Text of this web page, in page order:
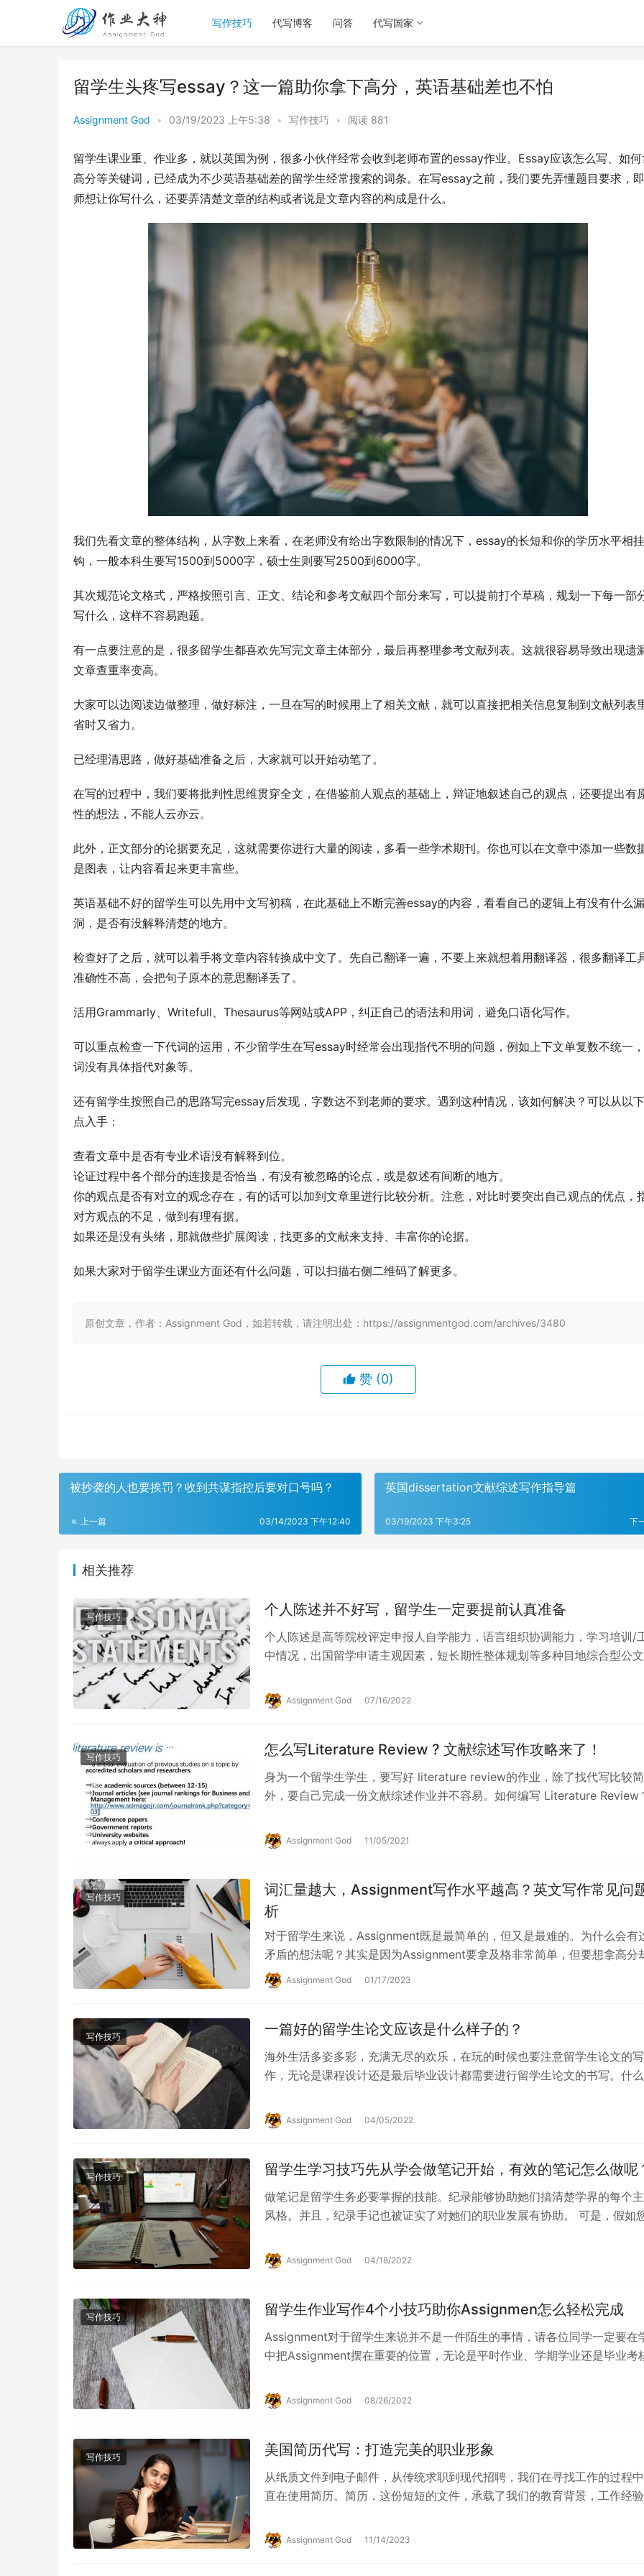
写作技巧 代写博客 问答 代写国家
留学生头疼写essay？这一篇助你拿下高分，英语基础差也不怕
Assignment God • 03/19/2023 上午5:38 • 写作技巧 • 阅读 881
留学生课业重、作业多，就以英国为例，很多小伙伴经常会收到老师布置的essay作业。Essay应该怎么写、如
高分等关键词，已经成为不少英语基础差的留学生经常搜索的词条。在写essay之前，我们要先弄懂题目要求，
师想让你写什么，还要弄清楚文章的结构或者说是文章内容的构成是什么。
我们先看文章的整体结构，从字数上来看，在老师没有给出字数限制的情况下，essay的长短和你的学历水平相挂
钩，一般本科生要写1500到5000字，硕士生则要写2500到6000字。
其次规范论文格式，严格按照引言、正文、结论和参考文献四个部分来写，可以提前打个草稿，规划一下每一部
写什么，这样不容易跑题。
有一点要注意的是，很多留学生都喜欢先写完文章主体部分，最后再整理参考文献列表。这就很容易导致出现遗
文章查重率变高。
大家可以边阅读边做整理，做好标注，一旦在写的时候用上了相关文献，就可以直接把相关信息复制到文献列表
省时又省力。
已经理清思路，做好基础准备之后，大家就可以开始动笔了。
在写的过程中，我们要将批判性思维贯穿全文，在借鉴前人观点的基础上，辩证地叙述自己的观点，还要提出有
性的想法，不能人云亦云。
此外，正文部分的论据要充足，这就需要你进行大量的阅读，多看一些学术期刊。你也可以在文章中添加一些数
是图表，让内容看起来更丰富些。
英语基础不好的留学生可以先用中文写初稿，在此基础上不断完善essay的内容，看看自己的逻辑上有没有什么漏
洞，是否有没解释清楚的地方。
检查好了之后，就可以着手将文章内容转换成中文了。先自己翻译一遍，不要上来就想着用翻译器，很多翻译工
准确性不高，会把句子原本的意思翻译丢了。
活用Grammarly、Writefull、Thesaurus等网站或APP，纠正自己的语法和用词，避免口语化写作。
可以重点检查一下代词的运用，不少留学生在写essay时经常会出现指代不明的问题，例如上下文单复数不统一
词没有具体指代对象等。
还有留学生按照自己的思路写完essay后发现，字数达不到老师的要求。遇到这种情况，该如何解决？可以从以
点入手：
查看文章中是否有专业术语没有解释到位。
论证过程中各个部分的连接是否恰当，有没有被忽略的论点，或是叙述有间断的地方。
你的观点是否有对立的观念存在，有的话可以加到文章里进行比较分析。注意，对比时要突出自己观点的优点，
对方观点的不足，做到有理有据。
如果还是没有头绪，那就做些扩展阅读，找更多的文献来支持、丰富你的论据。
如果大家对于留学生课业方面还有什么问题，可以扫描右侧二维码了解更多。
原创文章，作者：Assignment God，如若转载，请注明出处：https://assignmentgod.com/archives/3480
赞 (0)
被抄袭的人也要挨罚？收到共谋指控后要对口号吗？
上一篇 03/14/2023 下午12:40
英国dissertation文献综述写作指导篇
下
03/19/2023 下午3:25
相关推荐
写作技巧 个人陈述并不好写，留学生一定要提前认真准备
个人陈述是高等院校评定申报人自学能力，语言组织协调能力，学习培训/
中情况，出国留学申请主观因素，短长期性整体规划等多种目地综合型公
Assignment God 07/16/2022
写作技巧 怎么写Literature Review ? 文献综述写作攻略来了！
身为一个留学生学生，要写好 literature review的作业，除了找代写比较
外，要自己完成一份文献综述作业并不容易。如何编写 Literature Review
Assignment God 11/05/2021
写作技巧
词汇量越大，Assignment写作水平越高？英文写作常见问
析
对于留学生来说，Assignment既是最简单的，但又是最难的。为什么会有
矛盾的想法呢？其实是因为Assignment要拿及格非常简单，但要想拿高分
常难。而大部分留学生在写…
Assignment God 01/17/2023
写作技巧 一篇好的留学生论文应该是什么样子的？
海外生活多姿多彩，充满无尽的欢乐，在玩的时候也要注意留学生论文的写
作，无论是课程设计还是最后毕业设计都需要进行留学生论文的书写。什
Assignment God 04/05/2022
写作技巧 留学生学习技巧先从学会做笔记开始，有效的笔记怎么做呢
做笔记是留学生务必要掌握的技能。纪录能够协助她们搞清楚学界的每个
风格。并且，纪录手记也被证实了对她们的职业发展有协助。 可是，假如
Assignment God 04/18/2022
写作技巧 留学生作业写作4个小技巧助你Assignmen怎么轻松完成
Assignment对于留学生来说并不是一件陌生的事情，请各位同学一定要在
中把Assignment摆在重要的位置，无论是平时作业、学期学业还是毕业考
Assignment God 08/26/2022
写作技巧 美国简历代写：打造完美的职业形象
从纸质文件到电子邮件，从传统求职到现代招聘，我们在寻找工作的过程
直在使用简历。简历，这份短短的文件，承载了我们的教育背景，工作经
Assignment God 11/14/2023